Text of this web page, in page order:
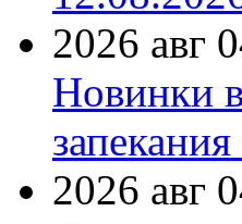
2026 авг
Новинки
2026 авг